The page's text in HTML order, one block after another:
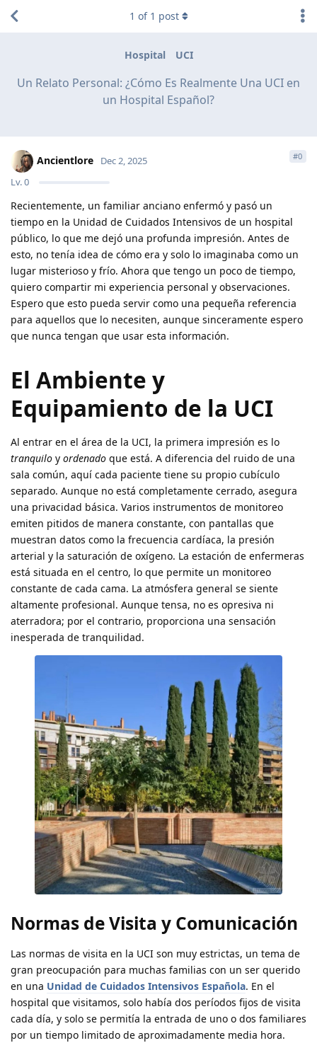
Hospital UCI
Un Relato Personal: ¿Cómo Es Realmente Una UCI en
un Hospital Español?
1 of 1 post
Ancientlore
Lv.0
Dec 2, 2025 #0
Recientemente, un familiar anciano enfermó y pasó un
tiempo en la Unidad de Cuidados Intensivos de un hospital
público, lo que me dejó una profunda impresión. Antes de
esto, no tenía idea de cómo era y solo lo imaginaba como un
lugar misterioso y frío. Ahora que tengo un poco de tiempo,
quiero compartir mi experiencia personal y observaciones.
Espero que esto pueda servir como una pequeña referencia
para aquellos que lo necesiten, aunque sinceramente espero
que nunca tengan que usar esta información.
El Ambiente y
Equipamiento de la UCI
Al entrar en el área de la UCI, la primera impresión es lo
tranquilo y ordenado que está. A diferencia del ruido de una
sala común, aquí cada paciente tiene su propio cubículo
separado. Aunque no está completamente cerrado, asegura
una privacidad básica. Varios instrumentos de monitoreo
emiten pitidos de manera constante, con pantallas que
muestran datos como la frecuencia cardíaca, la presión
arterial y la saturación de oxígeno. La estación de enfermeras
está situada en el centro, lo que permite un monitoreo
constante de cada cama. La atmósfera general se siente
altamente profesional. Aunque tensa, no es opresiva ni
aterradora; por el contrario, proporciona una sensación
inesperada de tranquilidad.
Normas de Visita y Comunicación
Las normas de visita en la UCI son muy estrictas, un tema de
gran preocupación para muchas familias con un ser querido
en una Unidad de Cuidados Intensivos Española. En el
hospital que visitamos, solo había dos períodos fijos de visita
cada día, y solo se permitía la entrada de uno o dos familiares
por un tiempo limitado de aproximadamente media hora.